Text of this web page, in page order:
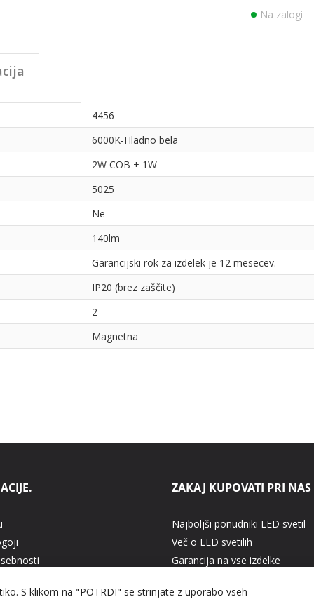
Na zalogi
4456
6000K-Hladno bela
2W COB + 1W
5025
Ne
140lm
Garancijski rok za izdelek je 12 mesecev.
IP20 (brez zaščite)
2
Magnetna
ZAKAJ KUPOVATI PRI NAS
Najboljši ponudniki LED svetil
Več o LED svetilih
Garancija na vse izdelke
Hitra dostava
S klikom na "POTRDI" se strinjate z uporabo vseh